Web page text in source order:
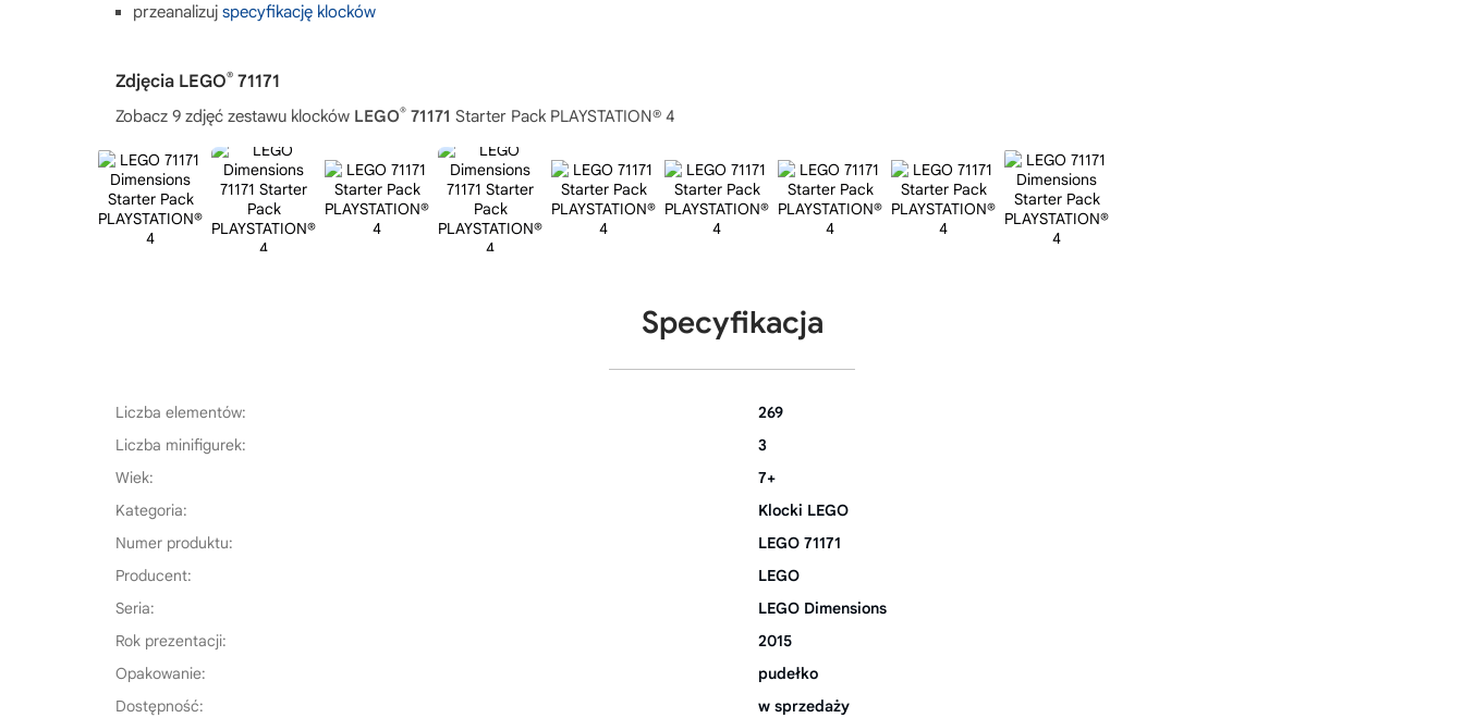
przeanalizuj specyfikację klocków
Zdjęcia LEGO® 71171
Zobacz 9 zdjęć zestawu klocków LEGO® 71171 Starter Pack PLAYSTATION® 4
Specyfikacja
Liczba elementów:
269
Liczba minifigurek:
3
Wiek:
7+
Kategoria:
Klocki LEGO
Numer produktu:
LEGO 71171
Producent:
LEGO
Seria:
LEGO Dimensions
Rok prezentacji:
2015
Opakowanie:
pudełko
Dostępność:
w sprzedaży